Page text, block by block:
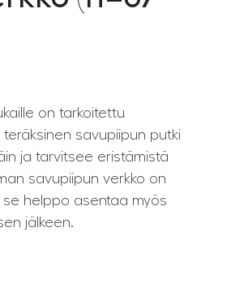
on tarkoitettu
savupiipun putki
ja tarvitsee eristämistä
savupiipun verkko on
helppo asentaa myös
jälkeen.